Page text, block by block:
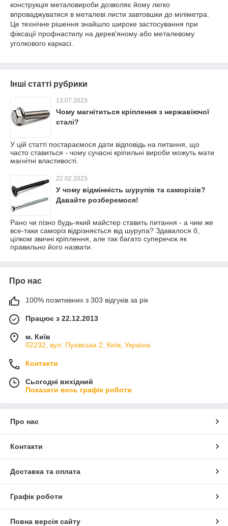
конструкція металовироби дозволяє йому легко
впроваджуватися в металеві листи завтовшки до міліметра.
Це технічне рішення знайшло широке застосування при
фіксації профнастилу на дерев'яному або металевому
уголкового каркасі.
Інші статті рубрики
13.07.2023
Чому магнітиться кріплення з нержавіючої
сталі?
У цій статті постараємося дати відповідь на питання, що
часто ставиться - чому сучасні кріпильні вироби можуть мати
магнітні властивості.
22.02.2023
У чому відмінність шурупів та саморізів?
Давайте розберемося!
Рано чи пізно будь-який майстер ставить питання - а чим же
все-таки саморіз відрізняється від шурупа? Здавалося б,
цілком звичні кріплення, але так багато суперечок як
правильно його назвати.
Про нас
100% позитивних з 303 відгуків за рік
Працює з 22.12.2013
м. Київ
02232, вул. Пухівська 2, Київ, Україна
Контакти
Сьогодні вихідний
Показати весь графік роботи
Про нас
Контакти
Доставка та оплата
Графік роботи
Повна версія сайту